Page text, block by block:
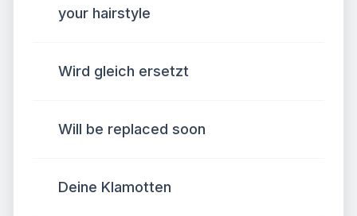
your hairstyle
Wird gleich ersetzt
Will be replaced soon
Deine Klamotten